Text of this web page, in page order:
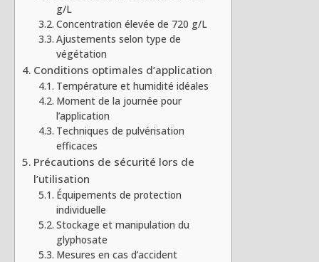
g/L
Concentration élevée de 720 g/L
Ajustements selon type de
végétation
Conditions optimales d’application
Température et humidité idéales
Moment de la journée pour
l’application
Techniques de pulvérisation
efficaces
Précautions de sécurité lors de
l’utilisation
Équipements de protection
individuelle
Stockage et manipulation du
glyphosate
Mesures en cas d’accident